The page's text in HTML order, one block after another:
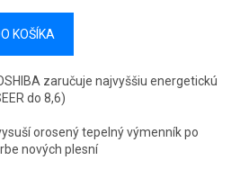
KOŠÍKA
zaručuje najvyššiu energetickú
do 8,6)
orosený tepelný výmenník po
nových plesní